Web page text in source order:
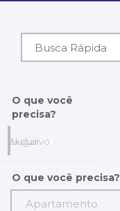
O que você
precisa?
Comprar
Alugar
Exclusivo
O que você precisa?
Apartamento